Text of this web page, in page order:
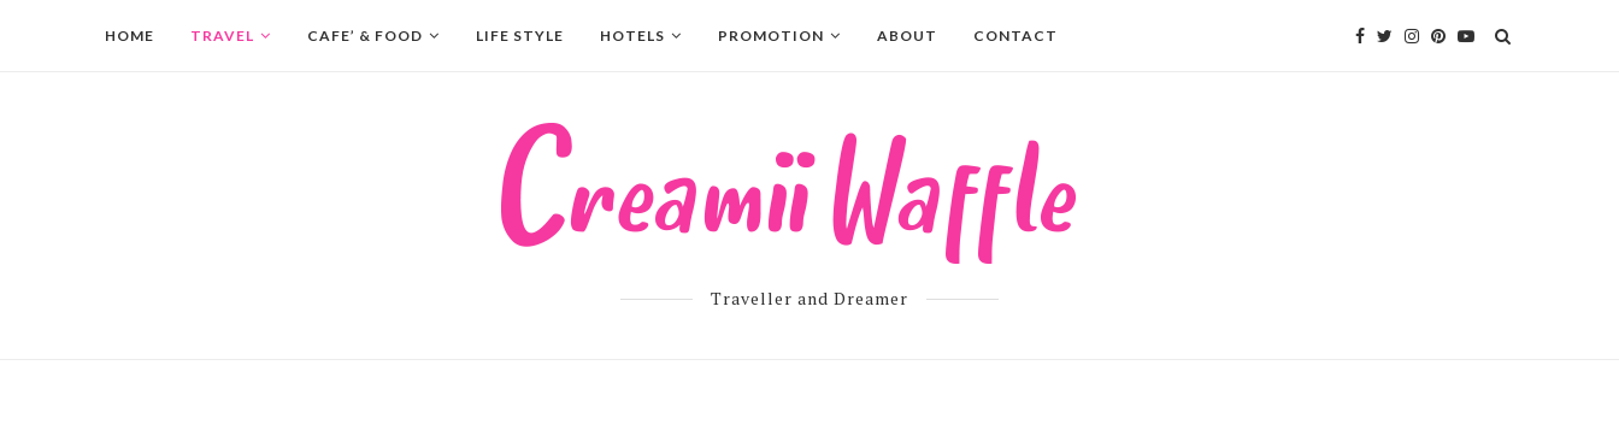
HOME TRAVEL CAFE’ & FOOD LIFE STYLE HOTELS PROMOTION ABOUT CONTACT
Traveller and Dreamer